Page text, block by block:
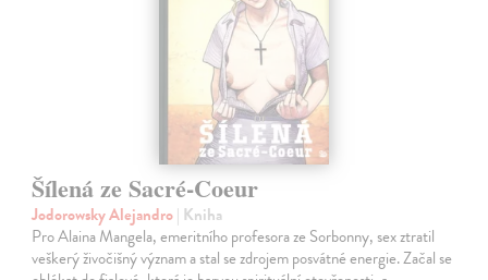
Šílená ze Sacré-Coeur
Jodorowsky Alejandro| Kniha
Pro Alaina Mangela, emeritního profesora ze Sorbonny, sex ztratil
veškerý živočišný význam a stal se zdrojem posvátné energie. Začal se